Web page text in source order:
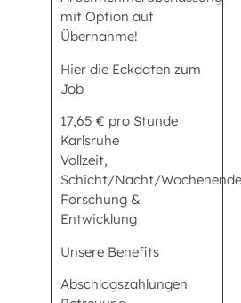
mit Option auf
Übernahme!
Hier die Eckdaten zum
Job
17,65 € pro Stunde
Karlsruhe
Vollzeit,
Schicht/Nacht/Wochenende
Forschung &
Entwicklung
Unsere Benefits
Abschlagszahlungen